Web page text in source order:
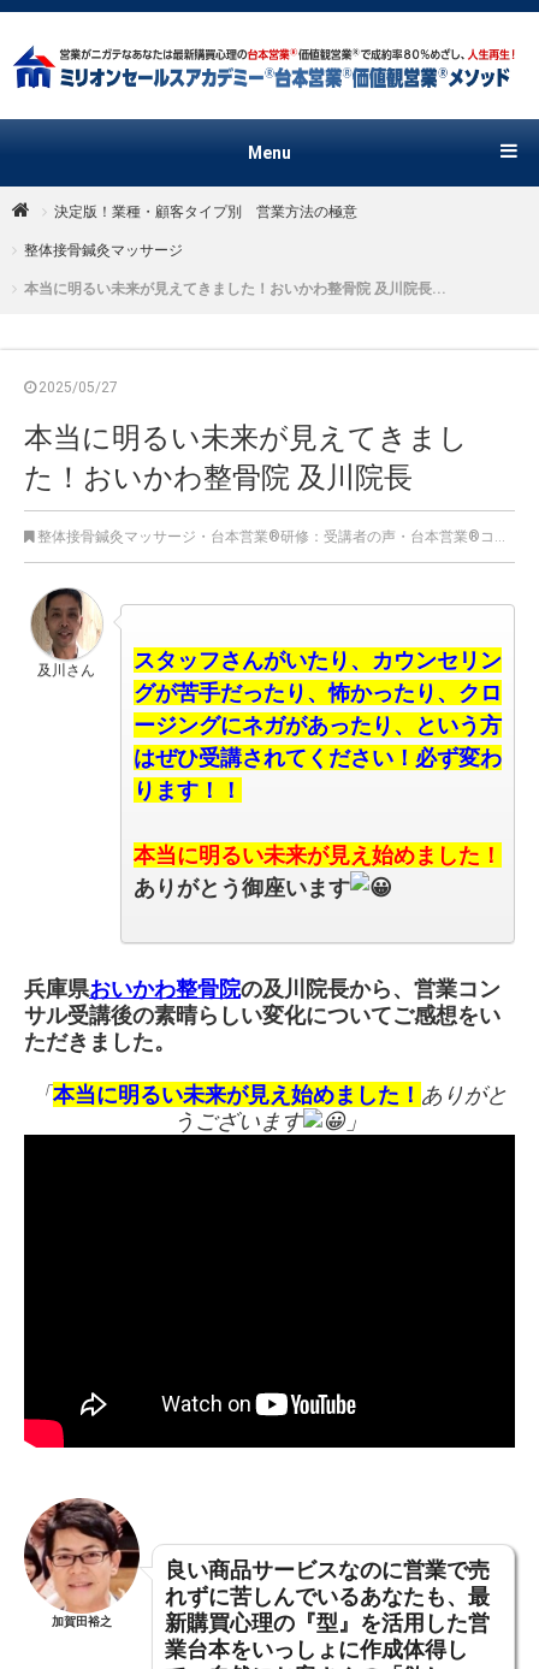
Menu
決定版！業種・顧客タイプ別 営業方法の極意
整体接骨鍼灸マッサージ
本当に明るい未来が見えてきました！おいかわ整骨院 及川院長...
2025/05/27
本当に明るい未来が見えてきまし
た！おいかわ整骨院 及川院長
整体接骨鍼灸マッサージ ・ 台本営業®︎研修：受講者の声 ・ 台本営業®︎コンサル：受講者の声
及川さん スタッフさんがいたり、 カウンセリン
グが苦手だったり、怖かったり、 クロ
ージングにネガがあったり、
という方
はぜひ受講されてください！ 必ず変わ
ります！！
本当に明るい未来が見え始めました！
ありがとう御座います
兵庫県おいかわ整骨院の及川院長から、 営業コン
サル受講後の素晴らしい変化についてご感想をい
ただきました。
「本当に明るい未来が見え始めました！ ありがと
うございます
」
加賀田裕之
良い商品サービスなのに営業で売
れずに苦しんでいるあなたも、 最
新購買心理の『型』を活用した営
業台本をいっしょに作成体得し